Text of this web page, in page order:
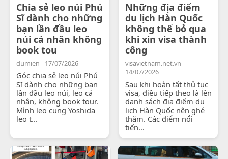
Chia sẻ leo núi Phú
Sĩ dành cho những
bạn lần đầu leo
núi cá nhân không
book tou
dumien - 17/07/2026
Góc chia sẻ leo núi Phú
Sĩ dành cho những bạn
lần đầu leo núi, leo cá
nhân, không book tour.
Mình leo cung Yoshida
leo t...
Những địa điểm
du lịch Hàn Quốc
không thể bỏ qua
khi xin visa thành
công
visavietnam.net.vn -
14/07/2026
Sau khi hoàn tất thủ tục
visa, điều tiếp theo là lên
danh sách địa điểm du
lịch Hàn Quốc nên ghé
thăm. Các điểm nổi
tiến...